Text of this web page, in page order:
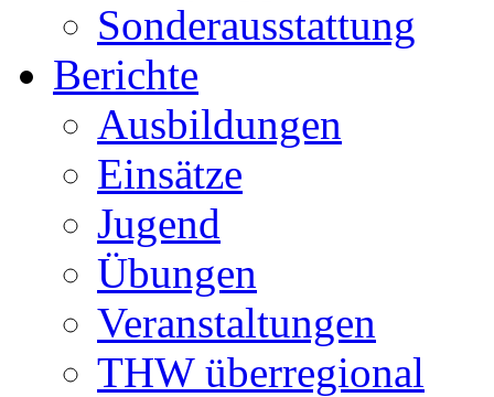
Sonderausstattung
Berichte
Ausbildungen
Einsätze
Jugend
Übungen
Veranstaltungen
THW überregional